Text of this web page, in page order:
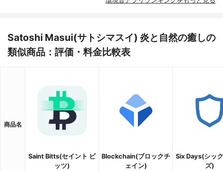
Satoshi Masui(サトシマスイ) 炎と自然の癒‪しの
類似商品：評価・料金比較表
商品名
Saint Bitts(セイント ビ
ッツ)
Blockchain(ブロックチ
ェイン)
Six Days(シッ
ズ)